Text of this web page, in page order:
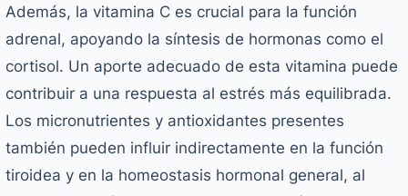
Además, la vitamina C es crucial para la función
adrenal, apoyando la síntesis de hormonas como el
cortisol. Un aporte adecuado de esta vitamina puede
contribuir a una respuesta al estrés más equilibrada.
Los micronutrientes y antioxidantes presentes
también pueden influir indirectamente en la función
tiroidea y en la homeostasis hormonal general, al